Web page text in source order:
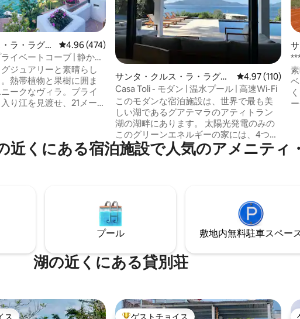
星の平均評価
ラ・ラグー
レビュー474件、5つ星中4.96つ星の平均評価
4.96 (474)
イベートコーブ | 静かな
ジュアリーと素晴らし
熱帯植物と果樹に囲ま
ークなヴィラ。プライ
り江を見渡せ、21メート
ブに浸かったり、レン
いたピザをピクニック
。プライベートシェフ
サンタ・クルス・ラ・ラグー
ナの一軒家
レビュー110件
4.97 (110)
Casa Toli - モダン | 温水プール | 高速Wi-Fi
このモダンな宿泊施設は、世界で最も美
しい湖であるグアテマラのアティトラン
湖の湖畔にあります。 太陽光発電のみの
このグリーンエネルギーの家には、4つの
寝室と3.5のハーフバスルームがあり、大
きな温水プール、フットボール（サッカ
たい場合は、強力なメッシュWi-Fiネット
ワークを備えた高速Starlinkインターネッ
ト、複数のワークデスクとモニターをご
利用ください。 住宅地ですが、レストラ
ンやバーまで徒歩わずか5分です。
近くにある宿泊施設で人気のアメニティ
プール 敷地内無料駐⁠車ス⁠ペ⁠ー⁠
湖の近くにある貸別荘
ス ゲストチョイス